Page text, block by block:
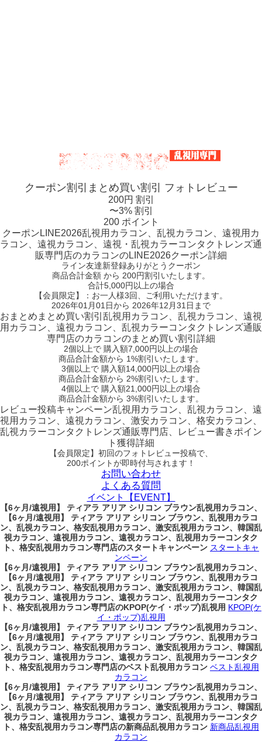
クーポン割引 まとめ買い割引 フォトレビュー
200円 割引
〜3% 割引
200 ポイント
クーポン LINE2026乱視用カラコン、乱視カラコン、遠視用カ
ラコン、遠視カラコン、遠視・乱視カラーコンタクトレンズ通
販専門店のカラコンのLINE2026クーポン詳細
ライン友達新登録ありがとうクーポン
商品合計金額 から 200円割引 いたします。
合計5,000円以上の場合
【会員限定】：お一人様3回
、ご利用いただけます。
2026年01月01日から 2026年12月31日まで
おまとめ まとめ買い割引 乱視用カラコン、乱視カラコン、遠視
用カラコン、遠視カラコン、乱視カラーコンタクトレンズ通販
専門店のカラコンのまとめ買い割引詳細
2個以上で 購入額7,000円以上の場合
商品合計金額から 1%割引いたします。
3個以上で 購入額14,000円以上の場合
商品合計金額から 2%割引いたします。
4個以上で 購入額21,000円以上の場合
商品合計金額から 3%割引いたします。
レビュー投稿キャンペーン乱視用カラコン、乱視カラコン、遠
視用カラコン、遠視カラコン、激安カラコン、格安カラコン、
乱視カラーコンタクトレンズ通販専門店、レビュー書きポイン
ト獲得詳細
【会員限定】初回のフォトレビュー投稿で、
200ポイントが即時付与されます！
お問い合わせ
よくある質問
イベント【EVENT】
【6ヶ月/遠視用】 ティアラ アリア シリコン ブラウン乱視用カラコン、
【6ヶ月/遠視用】 ティアラ アリア シリコン ブラウン、乱視用カラコ
ン、乱視カラコン、格安乱視用カラコン、激安乱視用カラコン、韓国乱
視カラコン、遠視用カラコン、遠視カラコン、乱視用カラーコンタク
ト、格安乱視用カラコン専門店のスタートキャンペーン スタートキャ
ンペーン
【6ヶ月/遠視用】 ティアラ アリア シリコン ブラウン乱視用カラコン、
【6ヶ月/遠視用】 ティアラ アリア シリコン ブラウン、乱視用カラコ
ン、乱視カラコン、格安乱視用カラコン、激安乱視用カラコン、韓国乱
視カラコン、遠視用カラコン、遠視カラコン、乱視用カラーコンタク
ト、格安乱視用カラコン専門店のKPOP(ケイ・ポップ)乱視用 KPOP(ケ
イ・ポップ)乱視用
【6ヶ月/遠視用】 ティアラ アリア シリコン ブラウン乱視用カラコン、
【6ヶ月/遠視用】 ティアラ アリア シリコン ブラウン、乱視用カラコ
ン、乱視カラコン、格安乱視用カラコン、激安乱視用カラコン、韓国乱
視カラコン、遠視用カラコン、遠視カラコン、乱視用カラーコンタク
ト、格安乱視用カラコン専門店のベスト乱視用カラコン ベスト乱視用
カラコン
【6ヶ月/遠視用】 ティアラ アリア シリコン ブラウン乱視用カラコン、
【6ヶ月/遠視用】 ティアラ アリア シリコン ブラウン、乱視用カラコ
ン、乱視カラコン、格安乱視用カラコン、激安乱視用カラコン、韓国乱
視カラコン、遠視用カラコン、遠視カラコン、乱視用カラーコンタク
ト、格安乱視用カラコン専門店の新商品乱視用カラコン 新商品乱視用
カラコン